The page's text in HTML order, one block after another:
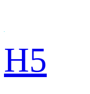
H5